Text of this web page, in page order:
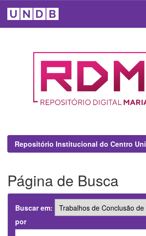
Repositório Institucional do Centro
Página de Busca
Buscar em:
por